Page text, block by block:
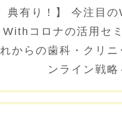
典有り！】 今注目の
Withコロナの活用セ
れからの歯科・クリニ
ンライン戦略